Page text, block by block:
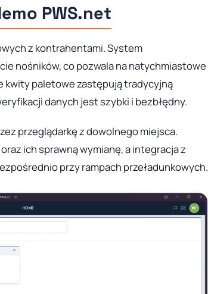
PWS.net
z kontrahentami. System
nośników, co pozwala na natychmiastowe
paletowe zastępują tradycyjną
danych jest szybki i bezbłędny.
przeglądarkę z dowolnego miejsca.
ich sprawną wymianę, a integracja z
przy rampach przeładunkowych.